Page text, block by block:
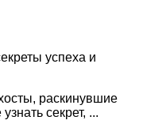
успеха и
раскинувшие
секрет, ...